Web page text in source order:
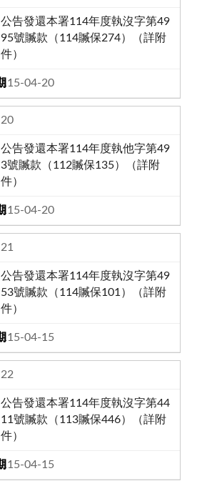
公告發還本署114年度執沒字第49
95號贓款（114贓保274）（詳附
件）
115-04-20
20
公告發還本署114年度執他字第49
3號贓款（112贓保135）（詳附
件）
115-04-20
21
公告發還本署114年度執沒字第49
53號贓款（114贓保101）（詳附
件）
115-04-15
22
公告發還本署114年度執沒字第44
11號贓款（113贓保446）（詳附
件）
115-04-15